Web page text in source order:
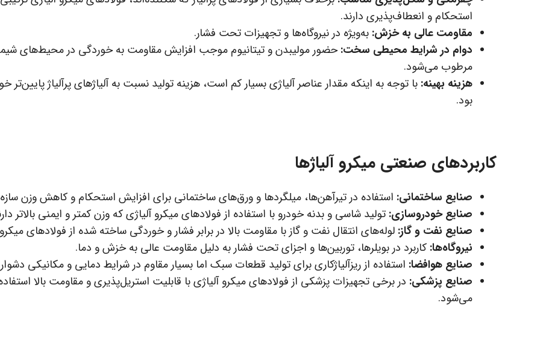
استحکام و انعطاف‌پذیری دارند.
مقاومت عالی به خزش: به‌ویژه در نیروگاه‌ها و تجهیزات تحت فشار.
دوام در شرایط محیطی سخت:حضور مولیبدن و تیتانیوم موجب افزایش مقاومت به خوردگی در محیط‌های
مرطوب می‌شود.
هزینه بهینه: با توجه به اینکه مقدار عناصر آلیاژی بسیار کم است، هزینه تولید نسبت به آلیاژهای پرآلیاژ پایین‌تر
بود.
کاربردهای صنعتی میکرو آلیاژها
صنایع ساختمانی: استفاده در تیرآهن‌ها، میلگردها و ورق‌های ساختمانی برای افزایش استحکام و کاهش وزن
صنایع خودروسازی: تولید شاسی و بدنه خودرو با استفاده از فولادهای میکرو آلیاژی که وزن کمتر و ایمنی بالاتر
صنایع نفت و گاز: لوله‌های انتقال نفت و گاز با مقاومت بالا در برابر فشار و خوردگی ساخته شده از فولادهای
نیروگاه‌ها: کاربرد در بویلرها، توربین‌ها و اجزای تحت فشار به دلیل مقاومت عالی به خزش و دما.
صنایع هوافضا: استفاده از ریزآلیاژکاری برای تولید قطعات سبک اما بسیار مقاوم در شرایط دمایی و مکانیکی
صنایع پزشکی: در برخی تجهیزات پزشکی از فولادهای میکرو آلیاژی با قابلیت استریل‌پذیری و مقاومت بالا
می‌شود.